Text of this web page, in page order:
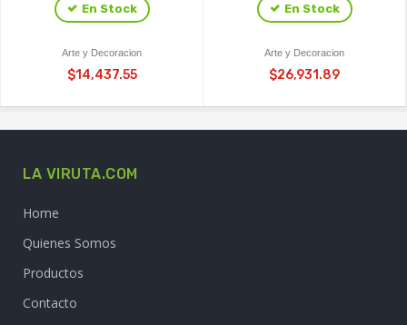
En Stock
Arte y Decoracion
$14,437.55
En Stock
Arte y Decoracion
$26,931.89
LA VIRUTA.COM
Home
Quienes Somos
Productos
Contacto